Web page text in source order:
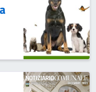
TUTELA DEGLI ANIMALI}